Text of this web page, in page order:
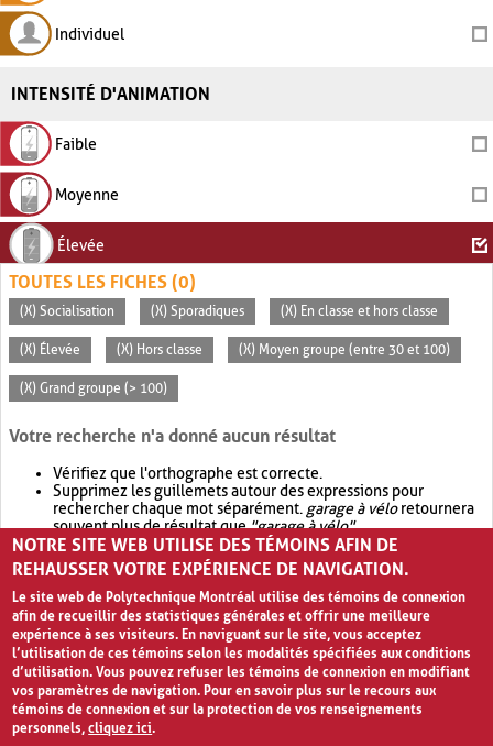
Individuel
INTENSITÉ D'ANIMATION
Faible
Moyenne
Élevée
TOUTES LES FICHES (0)
(X) Socialisation (X) Sporadiques (X) En classe et hors classe
(X) Élevée (X) Hors classe (X) Moyen groupe (entre 30 et 100)
(X) Grand groupe (> 100)
Votre recherche n'a donné aucun résultat
Vérifiez que l'orthographe est correcte.
Supprimez les guillemets autour des expressions pour
rechercher chaque mot séparément. garage à véloretournera
souvent plus de résultat que"garage à vélo".
Envisagez d'élargir votre recherche avec OR.garage OR vélo
retournera souvent plus de résultat quegarage à vélo
NOTRE SITE WEB UTILISE DES TÉMOINS AFIN DE
REHAUSSER VOTRE EXPÉRIENCE DE NAVIGATION.
Le site web de Polytechnique Montréal utilise des témoins de connexion
afin de recueillir des statistiques générales et offrir une meilleure
expérience à ses visiteurs. En naviguant sur le site, vous acceptez
l’utilisation de ces témoins selon les modalités spécifiées aux conditions
d’utilisation. Vous pouvez refuser les témoins de connexion en modifiant
vos paramètres de navigation. Pour en savoir plus sur le recours aux
témoins de connexion et sur la protection de vos renseignements
personnels,cliquez ici.